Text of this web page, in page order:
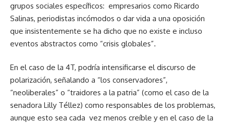
grupos sociales específicos: empresarios como Ricardo
Salinas, periodistas incómodos o dar vida a una oposición
que insistentemente se ha dicho que no existe e incluso
eventos abstractos como “crisis globales”.
En el caso de la 4T, podría intensificarse el discurso de
polarización, señalando a “los conservadores”,
“neoliberales” o “traidores a la patria” (como el caso de la
senadora Lilly Téllez) como responsables de los problemas,
aunque esto sea cada vez menos creíble y en el caso de la